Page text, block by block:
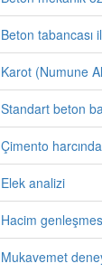
Beton tabancası
Karot (Numune
Standart beton
Çimento
Elek analizi
Hacim
Mukavemet